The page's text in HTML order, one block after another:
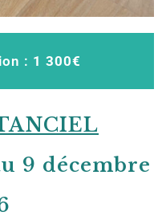
: 1 300€
9 décembre